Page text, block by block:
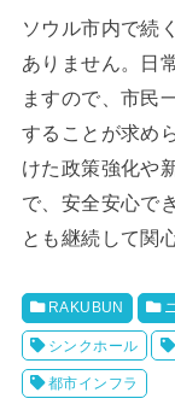
ソウル市内で続
ありません。日
ますので、市民
することが求め
けた政策強化や
で、安全安心で
とも継続して関
RAKUBUN
シンクホール
都市インフラ